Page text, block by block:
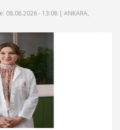
08.08.2026 - 13:08 | ANKARA,